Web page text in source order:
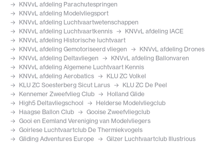
KNVvL afdeling Parachutespringen
KNVvL afdeling Modelvliegsport
KNVvL afdeling Luchtvaartwetenschappen
KNVvL afdeling Luchtvaartkennis
KNVvL afdeling IACE
KNVvL afdeling Historische luchtvaart
KNVvL afdeling Gemotoriseerd vliegen
KNVvL afdeling Drones
KNVvL afdeling Deltavliegen
KNVvL afdeling Ballonvaren
KNVvL afdeling Algemene Luchtvaart Kennis
KNVvL afdeling Aerobatics
KLU ZC Volkel
KLU ZC Soesterberg Sicut Larus
KLU ZC De Peel
Kennemer Zweefvlieg Club
Holland Glide
High5 Deltavliegschool
Helderse Modelvliegclub
Haagse Ballon Club
Gooise Zweefvliegclub
Gooi en Eemland Vereniging van Modelvliegers
Goirlese Luchtvaartclub De Thermiekvogels
Gliding Adventures Europe
Gilzer Luchtvaartclub Illustrious